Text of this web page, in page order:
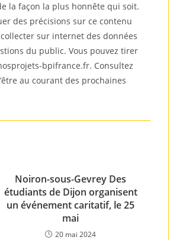
la façon la plus honnête qui soit.
des précisions sur ce contenu
sur internet des données
du public. Vous pouvez tirer
bpifrance.fr. Consultez
au courant des prochaines
Noiron-sous-Gevrey Des
étudiants de Dijon organisent
un événement caritatif, le 25
mai
20 mai 2024